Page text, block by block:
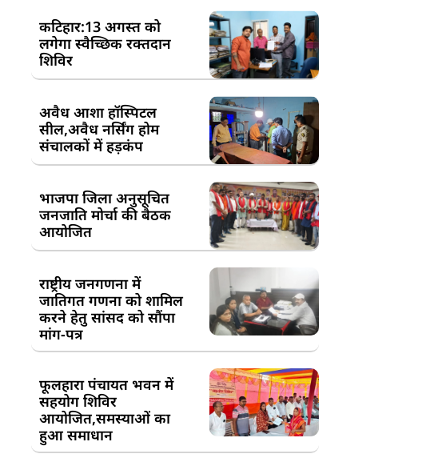
कटिहार:13 अगस्त को
लगेगा स्वैच्छिक रक्तदान
शिविर
अवैध आशा हॉस्पिटल
सील,अवैध नर्सिंग होम
संचालकों में हड़कंप
भाजपा जिला अनुसूचित
जनजाति मोर्चा की बैठक
आयोजित
राष्ट्रीय जनगणना में
जातिगत गणना को शामिल
करने हेतु सांसद को सौंपा
मांग-पत्र
फूलहारा पंचायत भवन में
सहयोग शिविर
आयोजित,समस्याओं का
हुआ समाधान